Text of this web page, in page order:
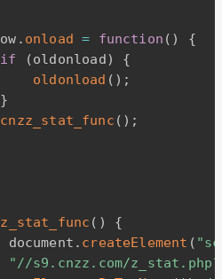
. onload = function ( )
{
if
(oldonload)
{
oldonload ( ) ;
}
cnzz_stat_func ( ) ;
( )
{
document . createElement (
"//s9.cnzz.com/